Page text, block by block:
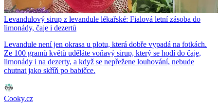
Levandulový sirup z levandule lékařské: Fialová letní zásoba do
limonády, čaje i dezertů
Levandule není jen okrasa u plotu, která dobře vypadá na fotkách.
Ze 100 gramů květů uděláte voňavý sirup, který se hodí do čaje,
limonády i na dezerty, a když se nepřežene louhování, nebude
chutnat jako skříň po babičce.
Cooky.cz